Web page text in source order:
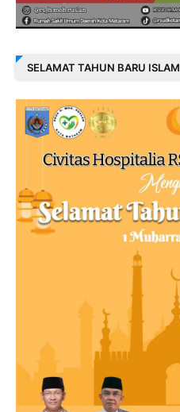
SELAMAT TAHUN BARU ISLAM